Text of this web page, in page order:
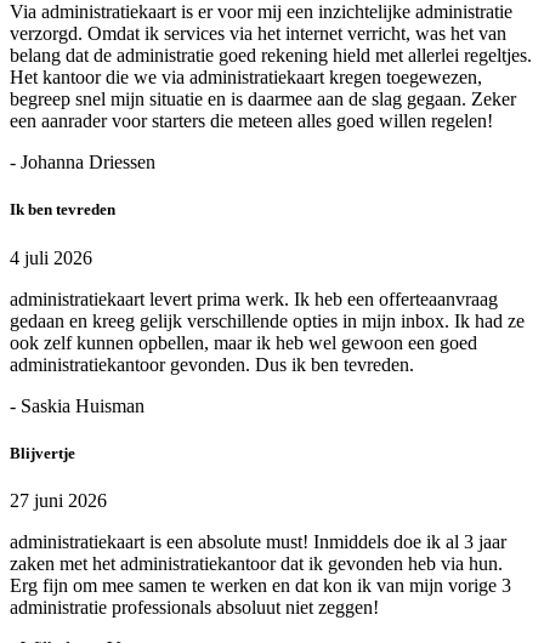
Via administratiekaart is er voor mij een inzichtelijke administratie
verzorgd. Omdat ik services via het internet verricht, was het van
belang dat de administratie goed rekening hield met allerlei regeltjes.
Het kantoor die we via administratiekaart kregen toegewezen,
begreep snel mijn situatie en is daarmee aan de slag gegaan. Zeker
een aanrader voor starters die meteen alles goed willen regelen!
- Johanna Driessen
Ik ben tevreden
4 juli 2026
administratiekaart levert prima werk. Ik heb een offerteaanvraag
gedaan en kreeg gelijk verschillende opties in mijn inbox. Ik had ze
ook zelf kunnen opbellen, maar ik heb wel gewoon een goed
administratiekantoor gevonden. Dus ik ben tevreden.
- Saskia Huisman
Blijvertje
27 juni 2026
administratiekaart is een absolute must! Inmiddels doe ik al 3 jaar
zaken met het administratiekantoor dat ik gevonden heb via hun.
Erg fijn om mee samen te werken en dat kon ik van mijn vorige 3
administratie professionals absoluut niet zeggen!